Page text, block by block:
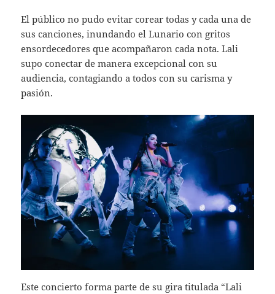
El público no pudo evitar corear todas y cada una de
sus canciones, inundando el Lunario con gritos
ensordecedores que acompañaron cada nota. Lali
supo conectar de manera excepcional con su
audiencia, contagiando a todos con su carisma y
pasión.
Este concierto forma parte de su gira titulada “Lali